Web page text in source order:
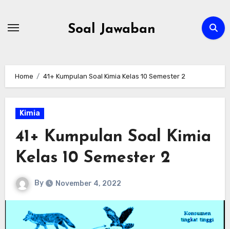
Soal Jawaban
Home 41+ Kumpulan Soal Kimia Kelas 10 Semester 2
Kimia
41+ Kumpulan Soal Kimia
Kelas 10 Semester 2
By November 4, 2022